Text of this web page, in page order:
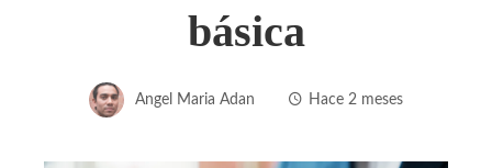
básica
Angel Maria Adan Hace 2 meses